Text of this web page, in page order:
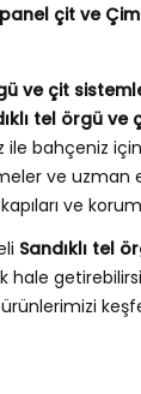
çit ve
ve çit
tel örgü
ile bahçeniz
ve uzman
ve
Sandıklı tel
hale